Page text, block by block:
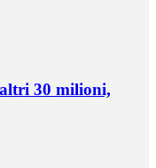
30 milioni,